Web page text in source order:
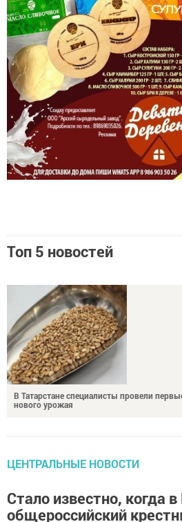
В Татарстане специалисты провели
нового урожая
общероссийский